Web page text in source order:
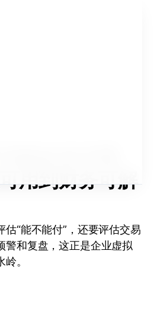
的企业卡演
用到财务可解
估“能不能付”，还要评估交易
警和复盘，这正是企业虚拟
。